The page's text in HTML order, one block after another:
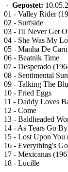
· Gepostet:
01 - Valley Rider
02 - Surfside
03 - I'll Never Get
04 - She Was My
05 - Manha De
06 - Beatnik Time
07 - Desperado
08 - Sentimental
09 - Talking The
10 - Fried Eggs
11 - Daddy Loves
12 - Come
13 - Baldheaded
14 - As Tears Go By
15 - Lost Upon You
16 - Everything's
17 - Mexicanas
18 - Lucille